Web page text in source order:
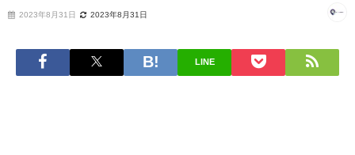
2023年8月31日 2023年8月31日
LINE